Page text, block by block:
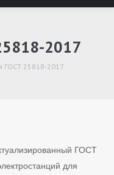
2017
ГОСТ 25818-2017
ГОСТ
для